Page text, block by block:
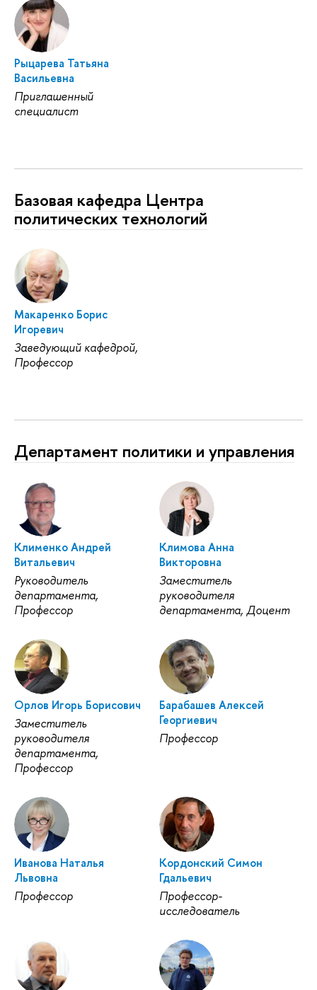
Рыцарева Татьяна
Васильевна
Приглашенный
специалист
Базовая кафедра Центра
политических технологий
Макаренко Борис
Игоревич
Заведующий кафедрой,
Профессор
Департамент политики и управления
Клименко Андрей
Витальевич
Руководитель
департамента,
Профессор
Климова Анна
Викторовна
Заместитель
руководителя
департамента, Доцент
Орлов Игорь Борисович
Заместитель
руководителя
департамента,
Профессор
Барабашев Алексей
Георгиевич
Профессор
Иванова Наталья
Львовна
Профессор
Кордонский Симон
Гдальевич
Профессор-
исследователь